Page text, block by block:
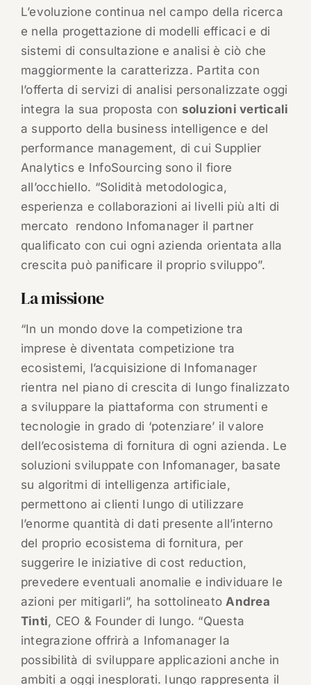
L’evoluzione continua nel campo della ricerca
e nella progettazione di modelli efficaci e di
sistemi di consultazione e analisi è ciò che
maggiormente la caratterizza. Partita con
l’offerta di servizi di analisi personalizzate oggi
integra la sua proposta con soluzioni verticali
a supporto della business intelligence e del
performance management, di cui Supplier
Analytics e InfoSourcing sono il fiore
all’occhiello. “Solidità metodologica,
esperienza e collaborazioni ai livelli più alti di
mercato rendono Infomanager il partner
qualificato con cui ogni azienda orientata alla
crescita può panificare il proprio sviluppo”.
La missione
“In un mondo dove la competizione tra
imprese è diventata competizione tra
ecosistemi, l’acquisizione di Infomanager
rientra nel piano di crescita di Iungo finalizzato
a sviluppare la piattaforma con strumenti e
tecnologie in grado di ‘potenziare’ il valore
dell’ecosistema di fornitura di ogni azienda. Le
soluzioni sviluppate con Infomanager, basate
su algoritmi di intelligenza artificiale,
permettono ai clienti Iungo di utilizzare
l’enorme quantità di dati presente all’interno
del proprio ecosistema di fornitura, per
suggerire le iniziative di cost reduction,
prevedere eventuali anomalie e individuare le
azioni per mitigarli”, ha sottolineatoAndrea
Tinti, CEO & Founder di Iungo. “Questa
integrazione offrirà a Infomanager la
possibilità di sviluppare applicazioni anche in
ambiti a oggi inesplorati. Iungo rappresenta il